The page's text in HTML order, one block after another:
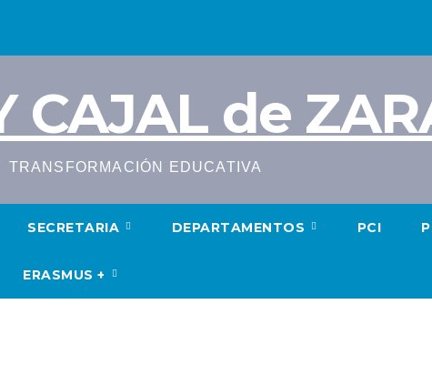
CAJAL de
TRANSFORMACIÓN EDUCATIVA
SECRETARIA DEPARTAMENTOS PCI
ERASMUS +